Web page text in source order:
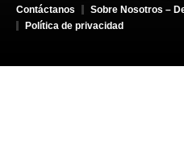
Contáctanos
Sobre Nosotros –
Política de privacidad